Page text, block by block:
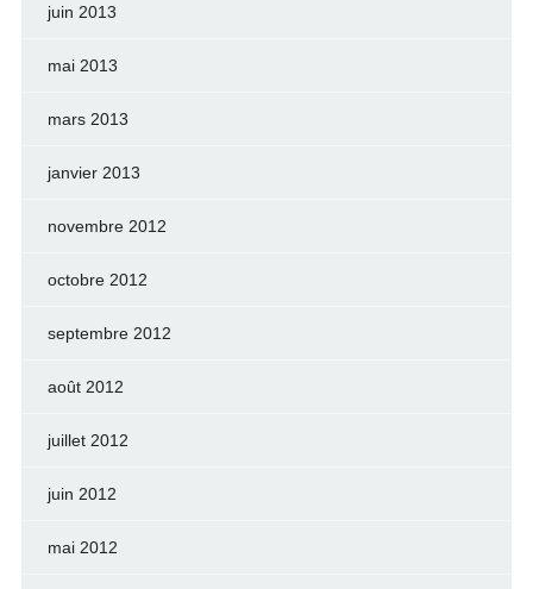
juin 2013
mai 2013
mars 2013
janvier 2013
novembre 2012
octobre 2012
septembre 2012
août 2012
juillet 2012
juin 2012
mai 2012